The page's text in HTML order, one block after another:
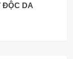
ĐỘC DA